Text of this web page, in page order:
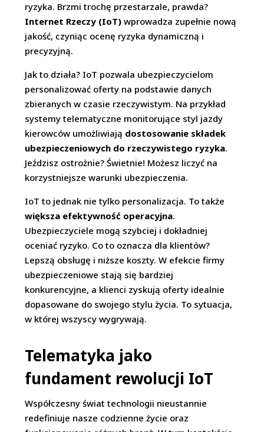
ryzyka. Brzmi trochę przestarzale, prawda?
Internet Rzeczy (IoT) wprowadza zupełnie nową
jakość, czyniąc ocenę ryzyka dynamiczną i
precyzyjną.
Jak to działa? IoT pozwala ubezpieczycielom
personalizować oferty na podstawie danych
zbieranych w czasie rzeczywistym. Na przykład
systemy telematyczne monitorujące styl jazdy
kierowców umożliwiają dostosowanie składek
ubezpieczeniowych do rzeczywistego ryzyka.
Jeździsz ostrożnie? Świetnie! Możesz liczyć na
korzystniejsze warunki ubezpieczenia.
IoT to jednak nie tylko personalizacja. To także
większa efektywność operacyjna.
Ubezpieczyciele mogą szybciej i dokładniej
oceniać ryzyko. Co to oznacza dla klientów?
Lepszą obsługę i niższe koszty. W efekcie firmy
ubezpieczeniowe stają się bardziej
konkurencyjne, a klienci zyskują oferty idealnie
dopasowane do swojego stylu życia. To sytuacja,
w której wszyscy wygrywają.
Telematyka jako
fundament rewolucji IoT
Współczesny świat technologii nieustannie
redefiniuje nasze codzienne życie oraz